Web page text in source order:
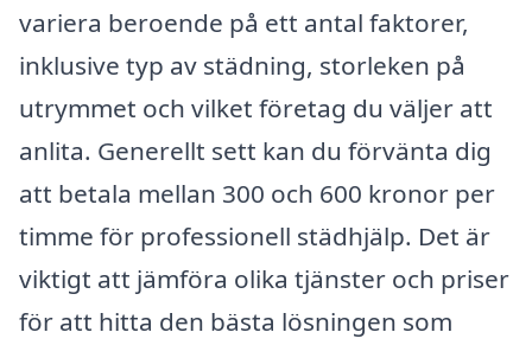
variera beroende på ett antal faktorer,
inklusive typ av städning, storleken på
utrymmet och vilket företag du väljer att
anlita. Generellt sett kan du förvänta dig
att betala mellan 300 och 600 kronor per
timme för professionell städhjälp. Det är
viktigt att jämföra olika tjänster och priser
för att hitta den bästa lösningen som